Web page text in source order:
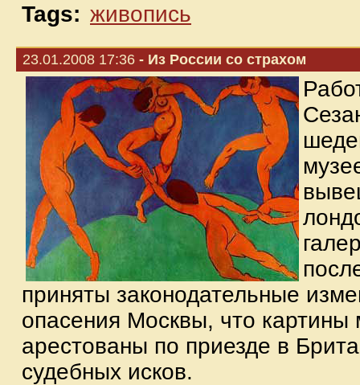
Tags: живопись
23.01.2008 17:36 - Из России со страхом
приняты законодательные
опасения Москвы, что картины
арестованы по приезде в
судебных исков.